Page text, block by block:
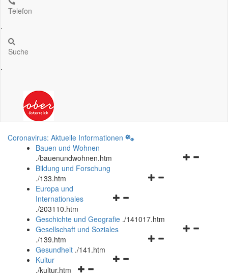
Telefon
.
Suche
.
Coronavirus: Aktuelle Informationen
Bauen und Wohnen
./bauenundwohnen.htm
Navigationsmenü
Bildung und Forschung
./133.htm
Navigationsmenü
und
schließen
Europa und
Internationales
./203110.htm
Geschichte und Geografie ./141017.htm
Navigationsmenü
Gesellschaft und Soziales
./139.htm
Navigationsmenü
Gesundheit ./141.htm
Navigationsmenü
Kultur
./kultur.htm